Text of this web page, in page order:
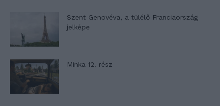
Szent Genovéva, a túlélő Franciaország
jelképe
Minka 12. rész